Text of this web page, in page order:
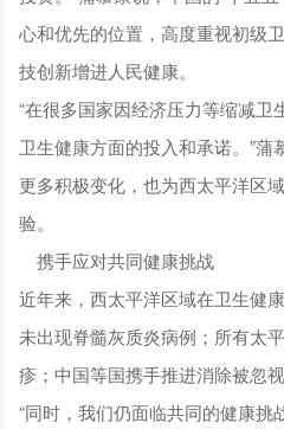
心和优先的位置，高度重视初级
技创新增进人民健康。
“在很多国家因经济压力等缩减
卫生健康方面的投入和承诺。”
更多积极变化，也为西太平洋区
验。
携手应对共同健康挑战
近年来，西太平洋区域在卫生健
未出现脊髓灰质炎病例；所有太
疹；中国等国携手推进消除被
“同时，我们仍面临共同的健康挑